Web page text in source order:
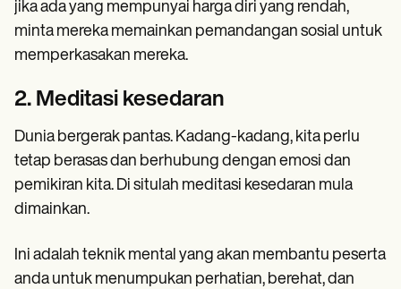
jika ada yang mempunyai harga diri yang rendah,
minta mereka memainkan pemandangan sosial untuk
memperkasakan mereka.
2. Meditasi kesedaran
Dunia bergerak pantas. Kadang-kadang, kita perlu
tetap berasas dan berhubung dengan emosi dan
pemikiran kita. Di situlah meditasi kesedaran mula
dimainkan.
Ini adalah teknik mental yang akan membantu peserta
anda untuk menumpukan perhatian, berehat, dan